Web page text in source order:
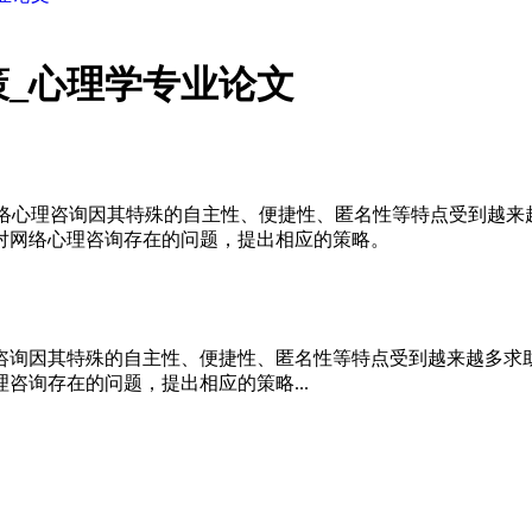
心理学专业论文
理咨询因其特殊的自主性、便捷性、匿名性等特点受到越
络心理咨询存在的问题，提出相应的策略。
因其特殊的自主性、便捷性、匿名性等特点受到越来越多
询存在的问题，提出相应的策略...